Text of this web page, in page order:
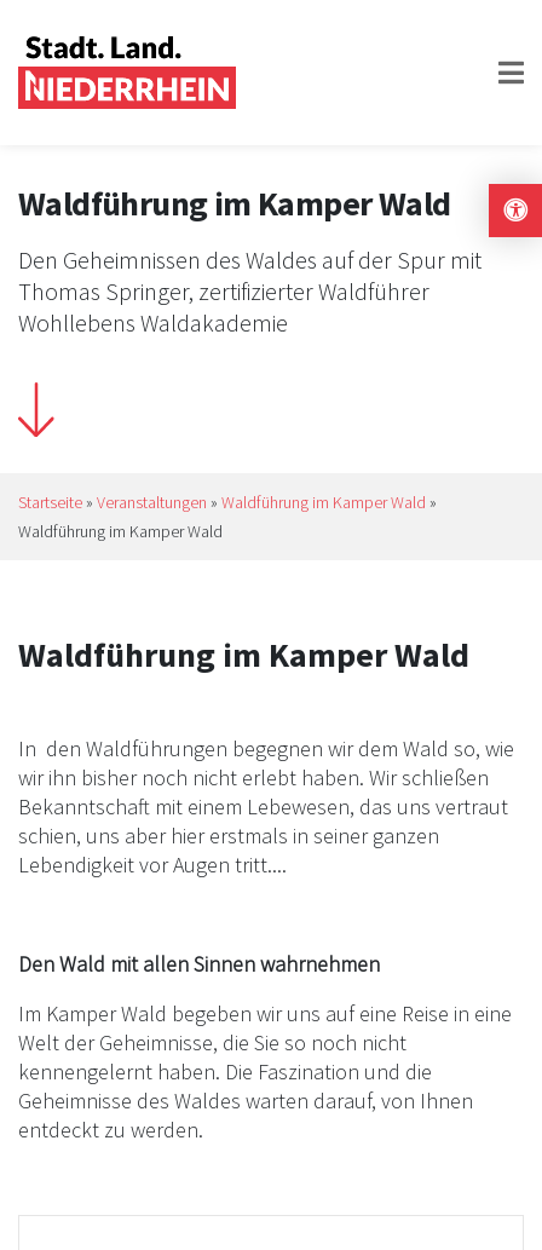
Waldführung im Kamper Wald
Den Geheimnissen des Waldes auf der Spur mit
Thomas Springer, zertifizierter Waldführer
Wohllebens Waldakademie
Startseite » Veranstaltungen » Waldführung im Kamper Wald »
Waldführung im Kamper Wald
Waldführung im Kamper Wald
In den Waldführungen begegnen wir dem Wald so, wie
wir ihn bisher noch nicht erlebt haben. Wir schließen
Bekanntschaft mit einem Lebewesen, das uns vertraut
schien, uns aber hier erstmals in seiner ganzen
Lebendigkeit vor Augen tritt....
Den Wald mit allen Sinnen wahrnehmen
Im Kamper Wald begeben wir uns auf eine Reise in eine
Welt der Geheimnisse, die Sie so noch nicht
kennengelernt haben. Die Faszination und die
Geheimnisse des Waldes warten darauf, von Ihnen
entdeckt zu werden.